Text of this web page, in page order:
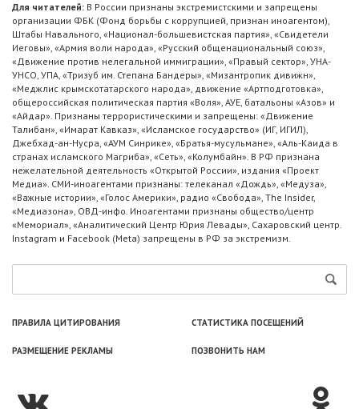
Для читателей: В России признаны экстремистскими и запрещены
организации ФБК (Фонд борьбы с коррупцией, признан иноагентом),
Штабы Навального, «Национал-большевистская партия», «Свидетели
Иеговы», «Армия воли народа», «Русский общенациональный союз»,
«Движение против нелегальной иммиграции», «Правый сектор», УНА-
УНСО, УПА, «Тризуб им. Степана Бандеры», «Мизантропик дивижн»,
«Меджлис крымскотатарского народа», движение «Артподготовка»,
общероссийская политическая партия «Воля», АУЕ, батальоны «Азов» и
«Айдар». Признаны террористическими и запрещены: «Движение
Талибан», «Имарат Кавказ», «Исламское государство» (ИГ, ИГИЛ),
Джебхад-ан-Нусра, «АУМ Синрике», «Братья-мусульмане», «Аль-Каида в
странах исламского Магриба», «Сеть», «Колумбайн». В РФ признана
нежелательной деятельность «Открытой России», издания «Проект
Медиа». СМИ-иноагентами признаны: телеканал «Дождь», «Медуза»,
«Важные истории», «Голос Америки», радио «Свобода», The Insider,
«Медиазона», ОВД-инфо. Иноагентами признаны общество/центр
«Мемориал», «Аналитический Центр Юрия Левады», Сахаровский центр.
Instagram и Facebook (Metа) запрещены в РФ за экстремизм.
ПРАВИЛА ЦИТИРОВАНИЯ СТАТИСТИКА ПОСЕЩЕНИЙ
РАЗМЕЩЕНИЕ РЕКЛАМЫ ПОЗВОНИТЬ НАМ